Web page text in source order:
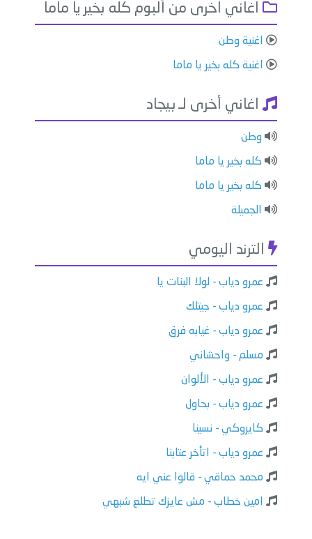
اغاني اخرى من ألبوم كله بخير يا ماما
اغنية وطن
اغنية كله بخير يا ماما
اغاني أخرى لـ بيجاد
وطن
كله بخير يا ماما
كله بخير يا ماما
الجميلة
الترند اليومي
عمرو دياب - لولا البنات يا
عمرو دياب - جيتلك
عمرو دياب - غيابه فرق
مسلم - واحشاني
عمرو دياب - الألوان
عمرو دياب - بحاول
كايروكي - نسينا
عمرو دياب - اتأخر عتابنا
محمد حماقي - قالوا عني ايه
امين خطاب - مش عايزك تطلع شبهي